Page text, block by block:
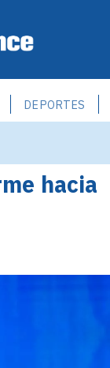
DEPORTES
hacia